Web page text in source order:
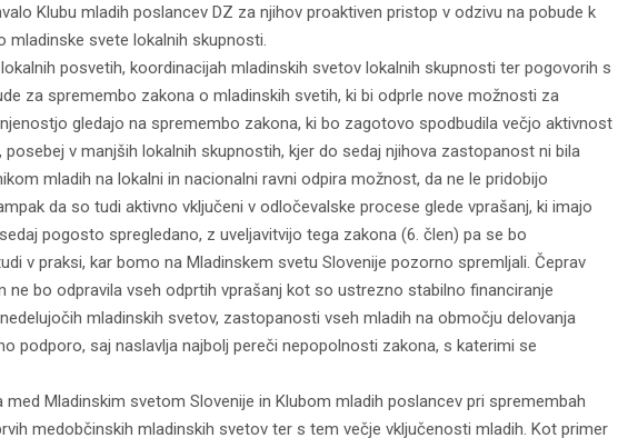
Klubu mladih poslancev DZ za njihov proaktiven pristop v odzivu na pobude k
mladinske svete lokalnih skupnosti.
posvetih, koordinacijah mladinskih svetov lokalnih skupnosti ter pogovorih s
za spremembo zakona o mladinskih svetih, ki bi odprle nove možnosti za
gledajo na spremembo zakona, ki bo zagotovo spodbudila večjo aktivnost
posebej v manjših lokalnih skupnostih, kjer do sedaj njihova zastopanost ni bila
mladih na lokalni in nacionalni ravni odpira možnost, da ne le pridobijo
da so tudi aktivno vključeni v odločevalske procese glede vprašanj, ki imajo
pogosto spregledano, z uveljavitvijo tega zakona (6. člen) pa se bo
v praksi, kar bomo na Mladinskem svetu Slovenije pozorno spremljali. Čeprav
ne bo odpravila vseh odprtih vprašanj kot so ustrezno stabilno financiranje
mladinskih svetov, zastopanosti vseh mladih na območju delovanja
podporo, saj naslavlja najbolj pereči nepopolnosti zakona, s katerimi se
med Mladinskim svetom Slovenije in Klubom mladih poslancev pri spremembah
medobčinskih mladinskih svetov ter s tem večje vključenosti mladih. Kot primer